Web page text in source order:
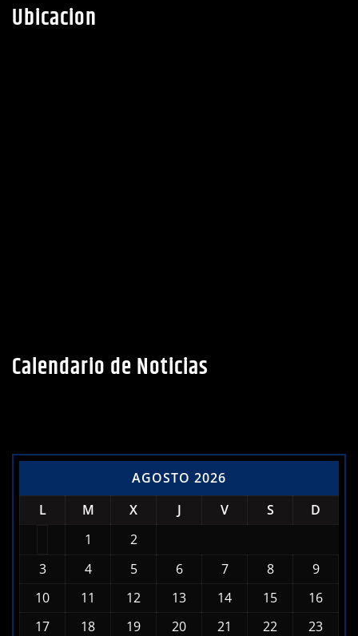
Ubicacion
Calendario de Noticias
AGOSTO 2026
L
M X J V S
D
1
2
3
4 5 6 7 8
9
10
11 12 13 14 15
16
17
18 19 20 21 22 23